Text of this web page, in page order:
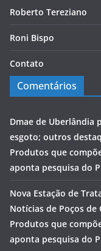
Roberto Tereziano
Roni Bispo
Contato
Comentários
Dmae de Uberlândia
esgoto; outros
Produtos que
aponta pesquisa do
Nova Estação de
Notícias de Poços de
Produtos que
aponta pesquisa do